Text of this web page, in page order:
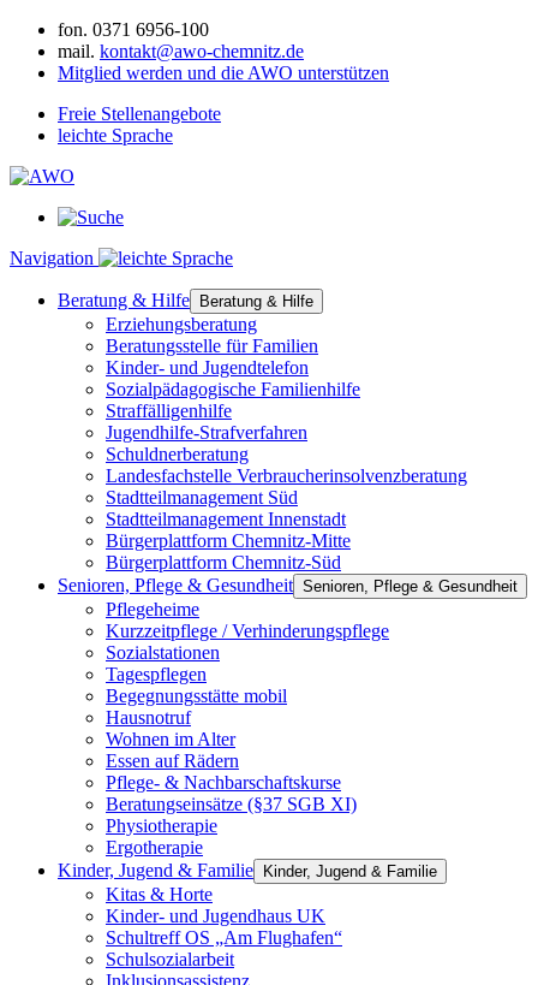
fon. 0371 6956-100
mail. kontakt@awo-chemnitz.de
Mitglied werden und die AWO unterstützen
Freie Stellenangebote
leichte Sprache
Navigation
Beratung & Hilfe Beratung & Hilfe
Erziehungsberatung
Beratungsstelle für Familien
Kinder- und Jugendtelefon
Sozialpädagogische Familienhilfe
Straffälligenhilfe
Jugendhilfe-Strafverfahren
Schuldnerberatung
Landesfachstelle Verbraucherinsolvenzberatung
Stadtteilmanagement Süd
Stadtteilmanagement Innenstadt
Bürgerplattform Chemnitz-Mitte
Bürgerplattform Chemnitz-Süd
Senioren, Pflege & Gesundheit Senioren, Pflege & Gesundheit
Pflegeheime
Kurzzeitpflege / Verhinderungspflege
Sozialstationen
Tagespflegen
Begegnungsstätte mobil
Hausnotruf
Wohnen im Alter
Essen auf Rädern
Pflege- & Nachbarschaftskurse
Beratungseinsätze (§37 SGB XI)
Physiotherapie
Ergotherapie
Kinder, Jugend & Familie
Kinder, Jugend & Familie
Kitas & Horte
Kinder- und Jugendhaus UK
Schultreff OS „Am Flughafen“
Schulsozialarbeit
Inklusionsassistenz